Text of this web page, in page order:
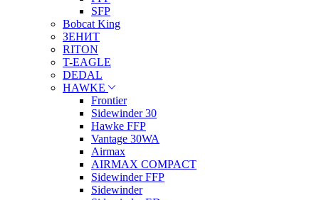
SFP
Bobcat King
ЗЕНИТ
RITON
T-EAGLE
DEDAL
HAWKE
Frontier
Sidewinder 30
Hawke FFP
Vantage 30WA
Airmax
AIRMAX COMPACT
Sidewinder FFP
Sidewinder